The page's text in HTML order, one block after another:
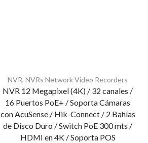
NVR, NVRs Network Video Recorders
NVR 12 Megapixel (4K) / 32 canales /
16 Puertos PoE+ / Soporta Cámaras
con AcuSense / Hik-Connect / 2 Bahías
de Disco Duro / Switch PoE 300 mts /
HDMI en 4K / Soporta POS